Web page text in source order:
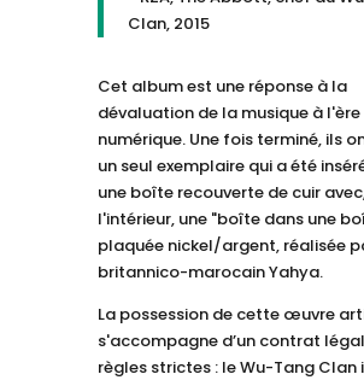
Clan, 2015
Cet album est une réponse à la
dévaluation de la musique à l'ère
numérique. Une fois terminé, ils
un seul exemplaire qui a été
une boîte recouverte de cuir
l'intérieur, une "boîte dans une
plaquée nickel/argent, réalisée
britannico-marocain Yahya.
La possession de cette œuvre
s'accompagne d’un contrat
règles strictes : le Wu-Tang Clan